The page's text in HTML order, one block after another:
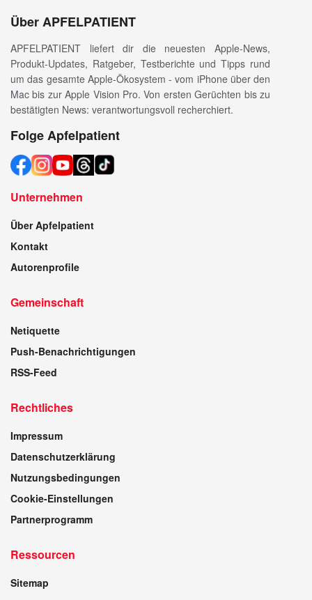
Über APFELPATIENT
APFELPATIENT liefert dir die neuesten Apple-News,
Produkt-Updates, Ratgeber, Testberichte und Tipps rund
um das gesamte Apple-Ökosystem - vom iPhone über den
Mac bis zur Apple Vision Pro. Von ersten Gerüchten bis zu
bestätigten News: verantwortungsvoll recherchiert.
Folge Apfelpatient
Unternehmen
Über Apfelpatient
Kontakt
Autorenprofile
Gemeinschaft
Netiquette
Push-Benachrichtigungen
RSS-Feed
Rechtliches
Impressum
Datenschutzerklärung
Nutzungsbedingungen
Cookie-Einstellungen
Partnerprogramm
Ressourcen
Sitemap